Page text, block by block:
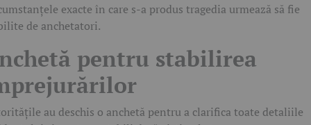
exacte în care s-a produs tragedia urmează să fie
de anchetatori.
pentru stabilirea
au deschis o anchetă pentru a clarifica toate detaliile